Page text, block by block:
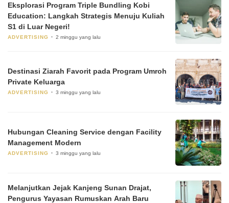
Eksplorasi Program Triple Bundling Kobi
Education: Langkah Strategis Menuju Kuliah
S1 di Luar Negeri!
ADVERTISING 2 minggu yang lalu
Destinasi Ziarah Favorit pada Program Umroh
Private Keluarga
ADVERTISING 3 minggu yang lalu
Hubungan Cleaning Service dengan Facility
Management Modern
ADVERTISING 3 minggu yang lalu
Melanjutkan Jejak Kanjeng Sunan Drajat,
Pengurus Yayasan Rumuskan Arah Baru